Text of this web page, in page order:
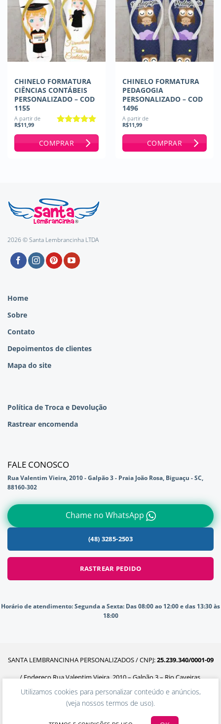
CHINELO FORMATURA
CIÊNCIAS CONTÁBEIS
PERSONALIZADO – COD
1155
A partir de
R$11,99
COMPRAR
CHINELO FORMATURA
PEDAGOGIA
PERSONALIZADO – COD
1496
A partir de
R$11,99
COMPRAR
2026 © Santa Lembrancinha LTDA
Home
Sobre
Contato
Depoimentos de clientes
Mapa do site
Política de Troca e Devolução
Rastrear encomenda
FALE CONOSCO
Rua Valentim Vieira, 2010 - Galpão 3 - Praia João Rosa, Biguaçu - SC,
88160-302
Chame no WhatsApp
(48) 3285-2503
RASTREAR PEDIDO
Horário de atendimento:Segunda a Sexta: Das 08:00 ao 12:00 e das 13:30 às
18:00
SANTA LEMBRANCINHA PERSONALIZADOS / CNPJ:25.239.340/0001-09
/ Endereço Rua Valentim Vieira, 2010 – Galpão 3 – Rio Caveiras,
Biguaçu – SC, 88160-302
Utilizamos cookies para personalizar conteúdo e anúncios,
(veja nossos termos de uso).